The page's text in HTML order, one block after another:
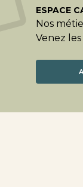
ESPACE
Nos
Venez